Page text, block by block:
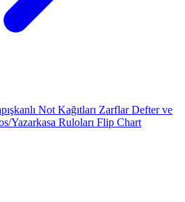
Not Kağıtları ZarflarDefter ve
Yazarkasa Ruloları Flip Chart